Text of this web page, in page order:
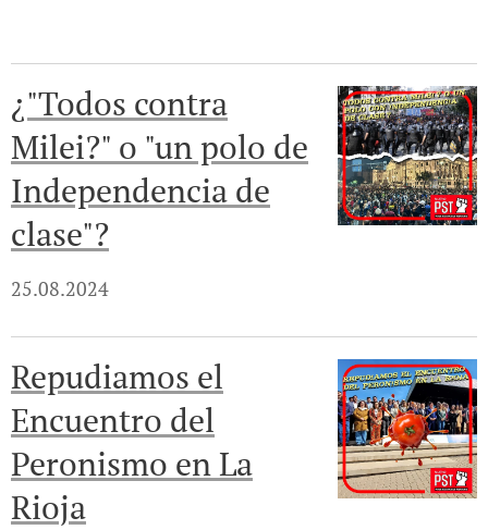
¿"Todos contra
Milei?" o "un polo de
Independencia de
clase"?
25.08.2024
Repudiamos el
Encuentro del
Peronismo en La
Rioja